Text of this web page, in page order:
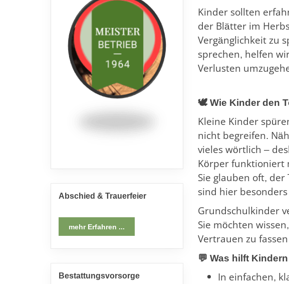
Kinder sollten
der Blätter im
Vergänglichkeit zu
sprechen, helfen
Verlusten
🕊️ Wie Kinder den
Kleine Kinder
nicht begreifen.
vieles wörtlich –
Körper funktioniert
Sie glauben oft,
sind hier
Grundschulkinder
Sie möchten
Vertrauen zu
💬 Was hilft
In einfachen,
Abschied & Trauerfeier
mehr Erfahren ...
Bestattungsvorsorge